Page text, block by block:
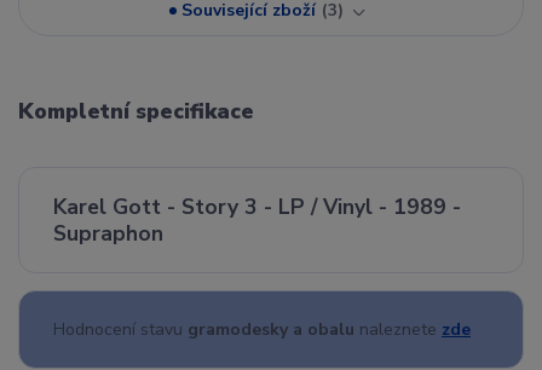
Související zboží 3
Kompletní specifikace
Karel Gott - Story 3 - LP / Vinyl - 1989 -
Supraphon
Hodnocení stavu gramodesky a obalu naleznete zde